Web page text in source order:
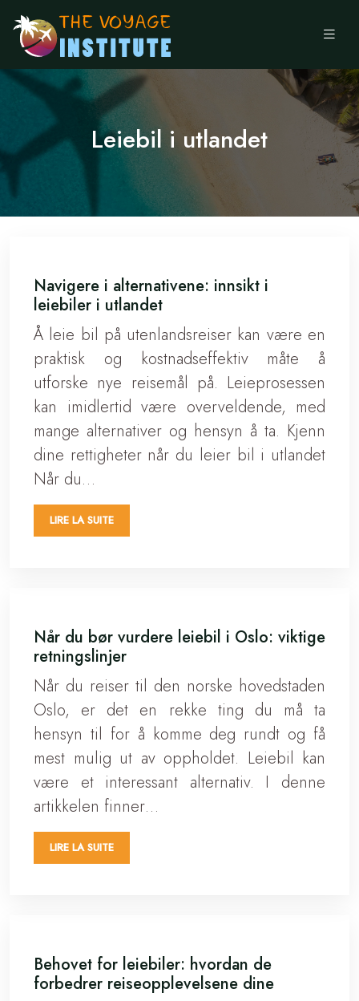
Leiebil i utlandet
Navigere i alternativene: innsikt i
leiebiler i utlandet
Å leie bil på utenlandsreiser kan være en
praktisk og kostnadseffektiv måte å
utforske nye reisemål på. Leieprosessen
kan imidlertid være overveldende, med
mange alternativer og hensyn å ta. Kjenn
dine rettigheter når du leier bil i utlandet
Når du…
LIRE LA SUITE
Når du bør vurdere leiebil i Oslo: viktige
retningslinjer
Når du reiser til den norske hovedstaden
Oslo, er det en rekke ting du må ta
hensyn til for å komme deg rundt og få
mest mulig ut av oppholdet. Leiebil kan
være et interessant alternativ. I denne
artikkelen finner…
LIRE LA SUITE
Behovet for leiebiler: hvordan de
forbedrer reiseopplevelsene dine